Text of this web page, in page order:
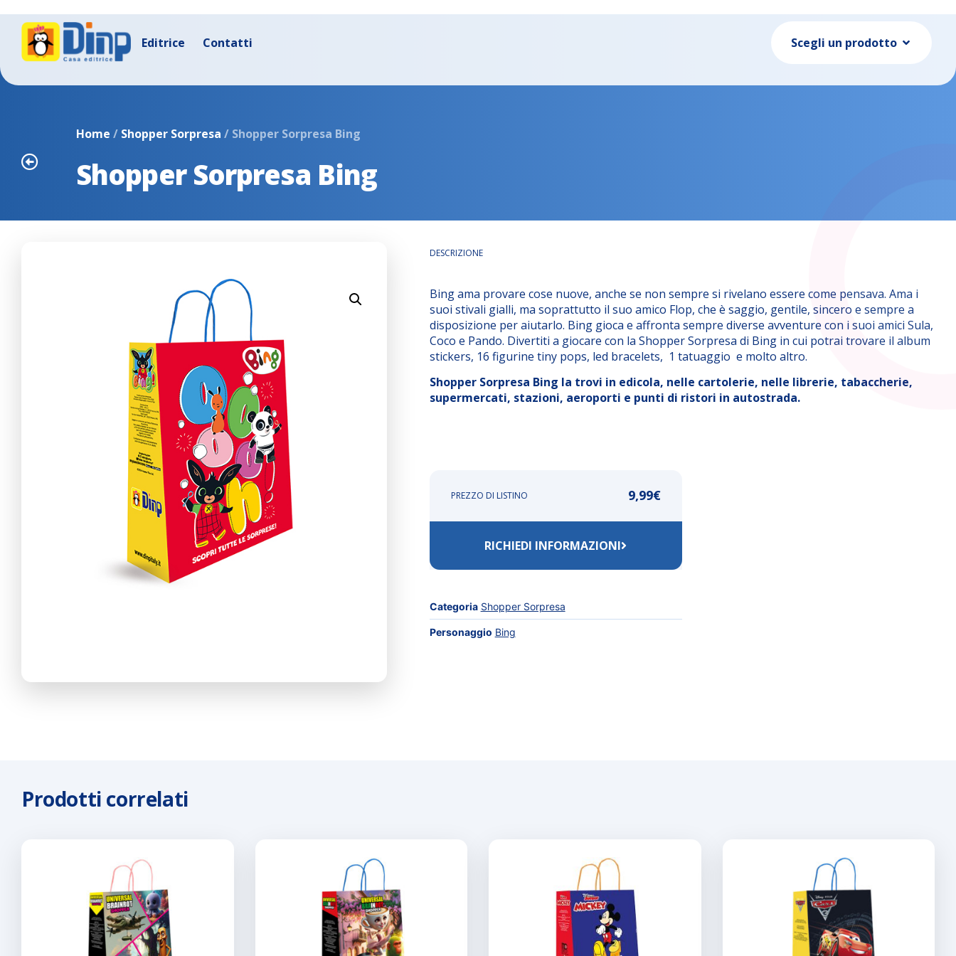
Editrice Contatti Scegli un prodotto
Home / Shopper Sorpresa / Shopper Sorpresa Bing
Shopper Sorpresa Bing
DESCRIZIONE
Bing ama provare cose nuove, anche se non sempre si rivelano essere come pensava. Ama i
suoi stivali gialli, ma soprattutto il suo amico Flop, che è saggio, gentile, sincero e sempre a
disposizione per aiutarlo. Bing gioca e affronta sempre diverse avventure con i suoi amici Sula,
Coco e Pando. Divertiti a giocare con la Shopper Sorpresa di Bing in cui potrai trovare il album
stickers, 16 figurine tiny pops, led bracelets, 1 tatuaggio e molto altro.
Shopper Sorpresa Bing la trovi in edicola, nelle cartolerie, nelle librerie, tabaccherie,
supermercati, stazioni, aeroporti e punti di ristori in autostrada.
PREZZO DI LISTINO 9,99€
RICHIEDI INFORMAZIONI
Categoria Shopper Sorpresa
Personaggio Bing
Prodotti correlati